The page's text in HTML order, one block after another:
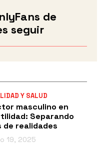
de
seguir
Y SALUD
masculino en
Separando
de realidades
19, 2025